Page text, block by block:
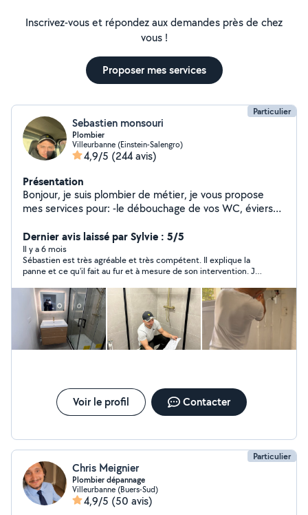
Inscrivez-vous et répondez aux demandes près de chez
vous !
Proposer mes services
Particulier
Sebastien monsouri
Plombier
Villeurbanne (Einstein-Salengro)
4,9/5 (244 avis)
Présentation
Bonjour, je suis plombier de métier, je vous propose
mes services pour: -le débouchage de vos WC, éviers
répartition de fuites - la pose de votre nouvelle barre de
douche - la pose de votre nouveau meuble de salle de
bain - le remplacement de votre toilette - La réfection
de votre salle de bain Je peux aussi effectuer d'autres
petits travaux si cela rentre dans mes compétences
n'hésitez pas à me le demander.
Dernier avis laissé par Sylvie : 5/5
Il y a 6 mois
Sébastien est très agréable et très compétent. Il explique la
panne et ce qu'il fait au fur et à mesure de son intervention. Je
services !
Voir le profil Contacter
Particulier
Chris Meignier
Plombier dépannage
Villeurbanne (Buers-Sud)
4,9/5 (50 avis)